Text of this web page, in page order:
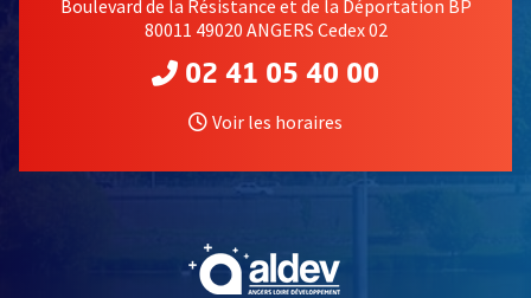
Boulevard de la Résistance et de la Déportation BP
80011 49020 ANGERS Cedex 02
02 41 05 40 00
Voir les horaires